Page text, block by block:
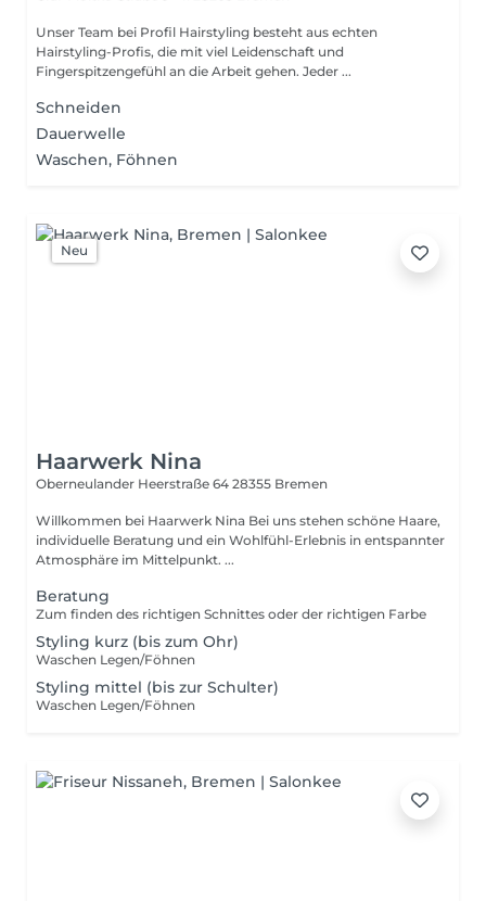
Unser Team bei Profil Hairstyling besteht aus echten
Hairstyling-Profis, die mit viel Leidenschaft und
Fingerspitzengefühl an die Arbeit gehen. Jeder ...
Schneiden
Dauerwelle
Waschen, Föhnen
Neu
Haarwerk Nina
Oberneulander Heerstraße 64 28355 Bremen
Willkommen bei Haarwerk Nina Bei uns stehen schöne Haare,
individuelle Beratung und ein Wohlfühl-Erlebnis in entspannter
Atmosphäre im Mittelpunkt. ...
Beratung
Zum finden des richtigen Schnittes oder der richtigen Farbe
Styling kurz (bis zum Ohr)
Waschen Legen/Föhnen
Styling mittel (bis zur Schulter)
Waschen Legen/Föhnen